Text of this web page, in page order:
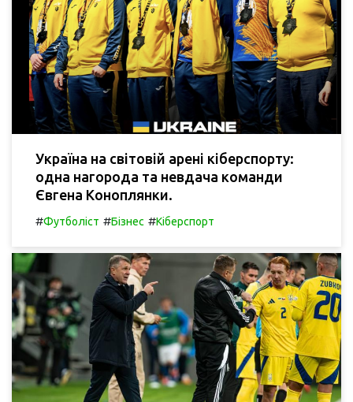
Україна на світовій арені кіберспорту:
одна нагорода та невдача команди
Євгена Коноплянки.
#Футболіст #Бізнес #Кіберспорт